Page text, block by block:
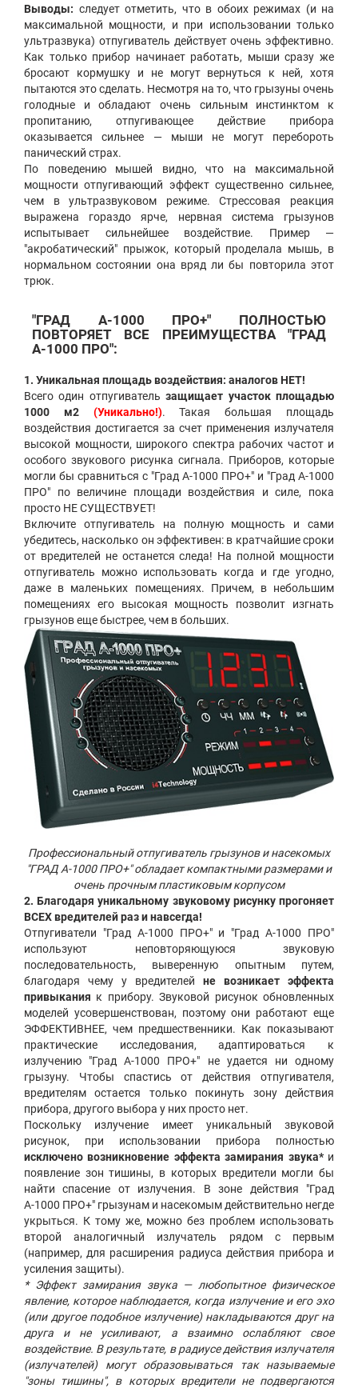
Выводы: следует отметить, что в обоих режимах (и на
максимальной мощности, и при использовании только
ультразвука) отпугиватель действует очень эффективно.
Как только прибор начинает работать, мыши сразу же
бросают кормушку и не могут вернуться к ней, хотя
пытаются это сделать. Несмотря на то, что грызуны очень
голодные и обладают очень сильным инстинктом к
пропитанию, отпугивающее действие прибора
оказывается сильнее — мыши не могут перебороть
панический страх.
По поведению мышей видно, что на максимальной
мощности отпугивающий эффект существенно сильнее,
чем в ультразвуковом режиме. Стрессовая реакция
выражена гораздо ярче, нервная система грызунов
испытывает сильнейшее воздействие. Пример —
"акробатический" прыжок, который проделала мышь, в
нормальном состоянии она вряд ли бы повторила этот
трюк.
"ГРАД А-1000 ПРО+" ПОЛНОСТЬЮ
ПОВТОРЯЕТ ВСЕ ПРЕИМУЩЕСТВА "ГРАД
А-1000 ПРО":
1. Уникальная площадь воздействия: аналогов НЕТ!
Всего один отпугивательзащищает участок площадью
1000 м2 (Уникально!). Такая большая площадь
воздействия достигается за счет применения излучателя
высокой мощности, широкого спектра рабочих частот и
особого звукового рисунка сигнала. Приборов, которые
могли бы сравниться с "Град А-1000 ПРО+" и "Град А-1000
ПРО" по величине площади воздействия и силе, пока
просто НЕ СУЩЕСТВУЕТ!
Включите отпугиватель на полную мощность и сами
убедитесь, насколько он эффективен: в кратчайшие сроки
от вредителей не останется следа! На полной мощности
отпугиватель можно использовать когда и где угодно,
даже в маленьких помещениях. Причем, в небольшим
помещениях его высокая мощность позволит изгнать
грызунов еще быстрее, чем в больших.
Профессиональный отпугиватель грызунов и насекомых
"ГРАД А-1000 ПРО+" обладает компактными размерами и
очень прочным пластиковым корпусом
2. Благодаря уникальному звуковому рисунку прогоняет
ВСЕХ вредителей раз и навсегда!
Отпугиватели "Град А-1000 ПРО+" и "Град А-1000 ПРО"
используют неповторяющуюся звуковую
последовательность, выверенную опытным путем,
благодаря чему у вредителей не возникает эффекта
привыкания к прибору. Звуковой рисунок обновленных
моделей усовершенствован, поэтому они работают еще
ЭФФЕКТИВНЕЕ, чем предшественники. Как показывают
практические исследования, адаптироваться к
излучению "Град А-1000 ПРО+" не удается ни одному
грызуну. Чтобы спастись от действия отпугивателя,
вредителям остается только покинуть зону действия
прибора, другого выбора у них просто нет.
Поскольку излучение имеет уникальный звуковой
рисунок, при использовании прибора полностью
исключено возникновение эффекта замирания звука*и
появление зон тишины, в которых вредители могли бы
найти спасение от излучения. В зоне действия "Град
А-1000 ПРО+" грызунам и насекомым действительно негде
укрыться. К тому же, можно без проблем использовать
второй аналогичный излучатель рядом с первым
(например, для расширения радиуса действия прибора и
усиления защиты).
* Эффект замирания звука — любопытное физическое
явление, которое наблюдается, когда излучение и его эхо
(или другое подобное излучение) накладываются друг на
друга и не усиливают, а взаимно ослабляют свое
воздействие. В результате, в радиусе действия излучателя
(излучателей) могут образовываться так называемые
"зоны тишины", в которых вредители не подвергаются